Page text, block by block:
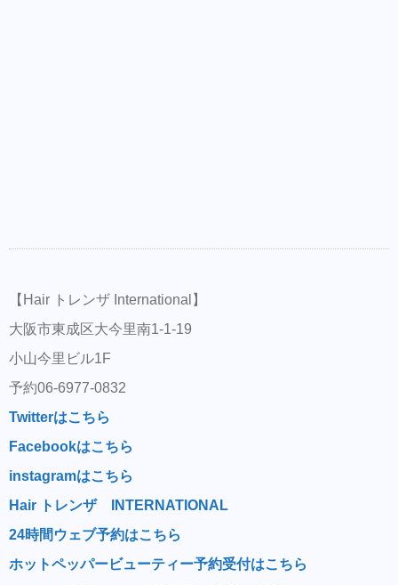
【Hair トレンザ International】
大阪市東成区大今里南1-1-19
小山今里ビル1F
予約06-6977-0832
Twitterはこちら
Facebookはこちら
instagramはこちら
Hair トレンザ INTERNATIONAL
24時間ウェブ予約はこちら
ホットペッパービューティー予約受付はこちら